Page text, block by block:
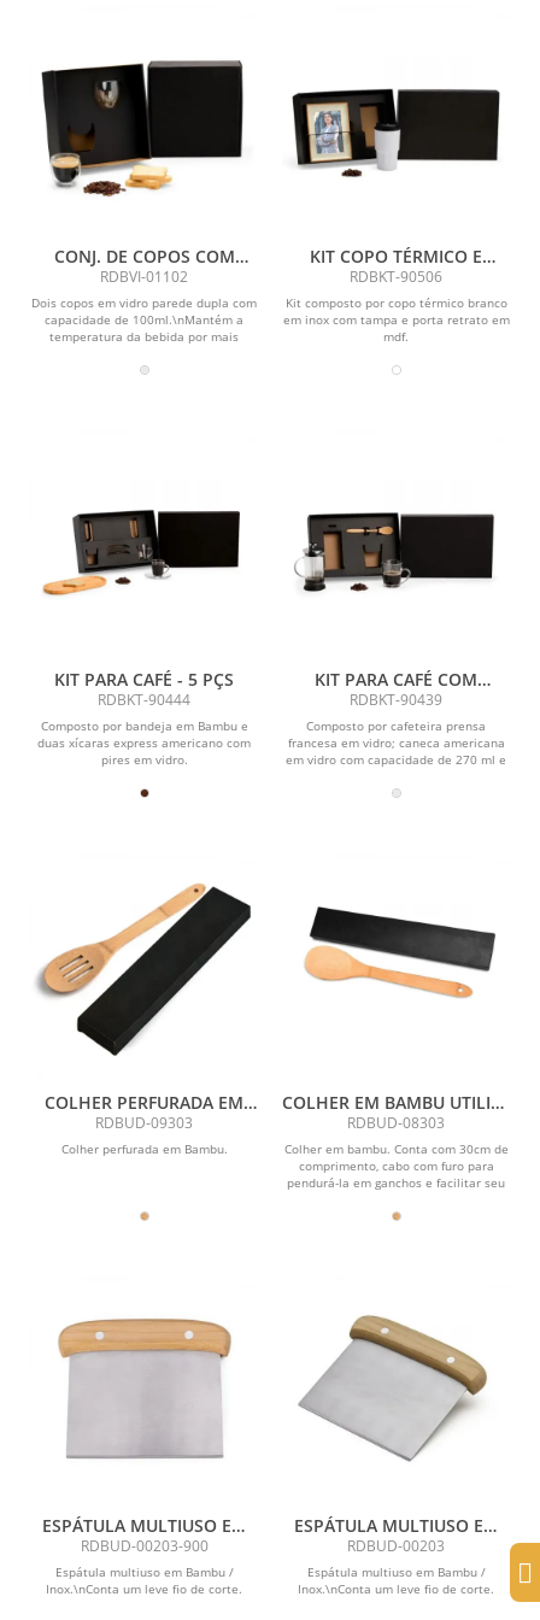
CONJ. DE COPOS COM
PAREDE DUPLA - 2 PÇS
RDBVI-01102
Dois copos em vidro parede dupla com
capacidade de 100ml.\nMantém a
temperatura da bebida por mais
KIT COPO TÉRMICO E
PORTA RETRATO - 2 PÇS
RDBKT-90506
Kit composto por copo térmico branco
em inox com tampa e porta retrato em
mdf.
KIT PARA CAFÉ - 5 PÇS
RDBKT-90444
Composto por bandeja em Bambu e
duas xícaras express americano com
pires em vidro.
KIT PARA CAFÉ COM
PRENSA FRANCESA - 3 PÇS
RDBKT-90439
Composto por cafeteira prensa
francesa em vidro; caneca americana
em vidro com capacidade de 270 ml e
COLHER PERFURADA EM
BAMBU UTILITY - 30 CM
COM EMBALAGEM
RDBUD-09303
Colher perfurada em Bambu.
COLHER EM BAMBU UTILITY
COM EMBALAGEM - 30 CM
RDBUD-08303
Colher em bambu. Conta com 30cm de
comprimento, cabo com furo para
pendurá-la em ganchos e facilitar seu
ESPÁTULA MULTIUSO EM
BAMBU / INOX -
13,5X11,5CM
RDBUD-00203-900
Espátula multiuso em Bambu /
Inox.\nConta um leve fio de corte.
ESPÁTULA MULTIUSO EM
BAMBU / INOX -
13,5X11,5CM
RDBUD-00203
Espátula multiuso em Bambu /
Inox.\nConta um leve fio de corte.